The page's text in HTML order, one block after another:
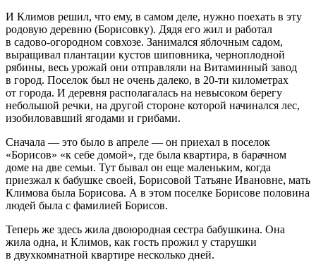
И Климов решил, что ему, в самом деле, нужно поехать в эту
родовую деревню (Борисовку). Дядя его жил и работал
в садово-огородном совхозе. Занимался яблочным садом,
выращивал плантации кустов шиповника, черноплодной
рябины, весь урожай они отправляли на Витаминный завод
в город. Поселок был не очень далеко, в 20-ти километрах
от города. И деревня располагалась на невысоком берегу
небольшой речки, на другой стороне которой начинался лес,
изобиловавший ягодами и грибами.
Сначала — это было в апреле — он приехал в поселок
«Борисов» «к себе домой», где была квартира, в барачном
доме на две семьи. Тут бывал он еще маленьким, когда
приезжал к бабушке своей, Борисовой Татьяне Ивановне, мать
Климова была Борисова. А в этом поселке Борисове половина
людей была с фамилией Борисов.
Теперь же здесь жила двоюродная сестра бабушкина. Она
жила одна, и Климов, как гость прожил у старушки
в двухкомнатной квартире несколько дней.